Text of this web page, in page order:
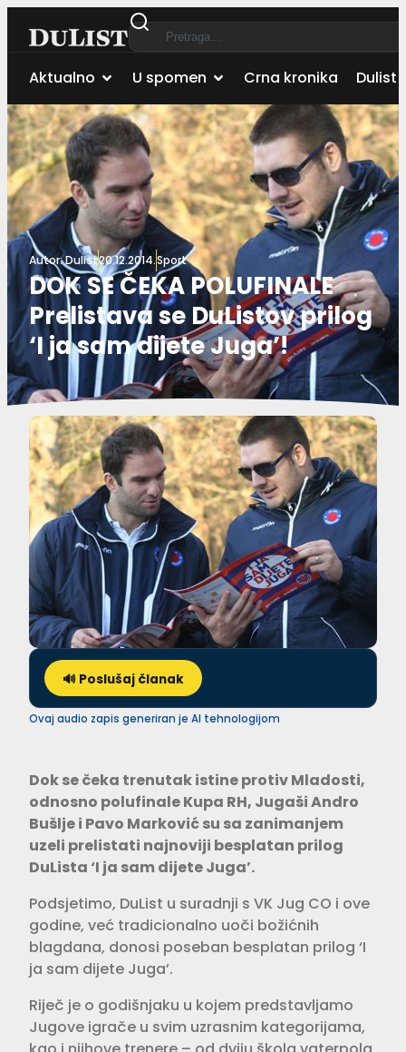
Aktualno U spomen Crna kronika Dulist
Autor:Dulist20.12.2014.Sport
DOK SE ČEKA POLUFINALE
Prelistava se DuListov prilog
‘I ja sam dijete Juga’!
🔊 Poslušaj članak
Ovaj audio zapis generiran je AI tehnologijom
Dok se čeka trenutak istine protiv Mladosti,
odnosno polufinale Kupa RH, Jugaši Andro
Bušlje i Pavo Marković su sa zanimanjem
uzeli prelistati najnoviji besplatan prilog
DuLista ‘I ja sam dijete Juga’.
Podsjetimo, DuList u suradnji s VK Jug CO i ove
godine, već tradicionalno uoči božićnih
blagdana, donosi poseban besplatan prilog ‘I
ja sam dijete Juga’.
Riječ je o godišnjaku u kojem predstavljamo
Jugove igrače u svim uzrasnim kategorijama,